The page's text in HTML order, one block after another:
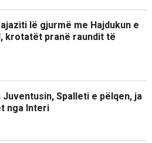
lë gjurmë me Hajdukun e
krotatët pranë raundit të
Spalleti e pëlqen, ja
nga Interi